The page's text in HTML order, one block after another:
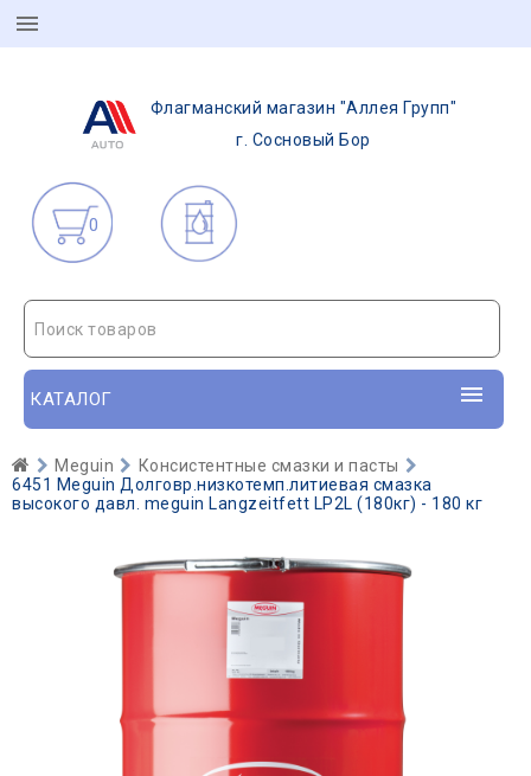
Флагманский магазин "Аллея Групп"
г. Сосновый Бор
0
Поиск товаров
КАТАЛОГ
Meguin
Консистентные смазки и пасты
6451 Meguin Долговр.низкотемп.литиевая смазка
высокого давл. meguin Langzeitfett LP2L (180кг) - 180 кг